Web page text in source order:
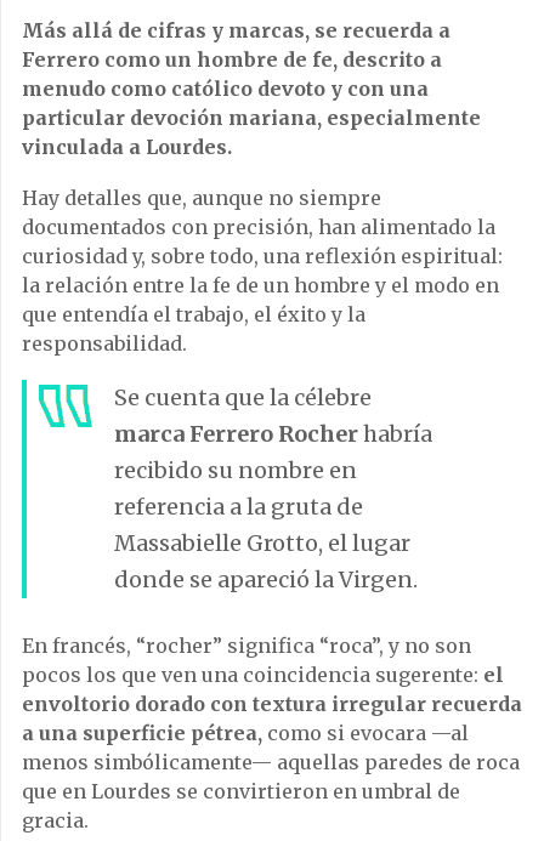
Más allá de cifras y marcas, se recuerda a
Ferrero como un hombre de fe, descrito a
menudo como católico devoto y con una
particular devoción mariana, especialmente
vinculada a Lourdes.
Hay detalles que, aunque no siempre
documentados con precisión, han alimentado la
curiosidad y, sobre todo, una reflexión espiritual:
la relación entre la fe de un hombre y el modo en
que entendía el trabajo, el éxito y la
responsabilidad.
Se cuenta que la célebre
marca Ferrero Rocherhabría
recibido su nombre en
referencia a la gruta de
Massabielle Grotto, el lugar
donde se apareció la Virgen.
En francés, “rocher” significa “roca”, y no son
pocos los que ven una coincidencia sugerente: el
envoltorio dorado con textura irregular recuerda
a una superficie pétrea, como si evocara —al
menos simbólicamente— aquellas paredes de roca
que en Lourdes se convirtieron en umbral de
gracia.